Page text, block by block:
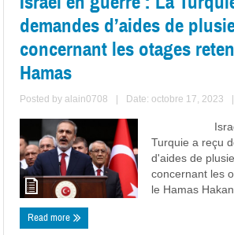
demandes d’aides de
concernant les otages
Hamas
Posted byalain0708 Date: octobre 17, 2023
Israël en
Turquie a reçu
d'aides de
concernant les
le Hamas Hakan
Read more